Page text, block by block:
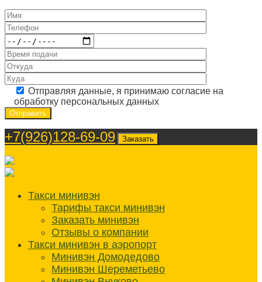
Отправляя данные, я принимаю согласие на
обработку персональных данных
+7(926)128-69-09 Заказать
Такси минивэн
Тарифы такси минивэн
Заказать минивэн
Отзывы о компании
Такси минивэн в аэропорт
Минивэн Домодедово
Минивэн Шереметьево